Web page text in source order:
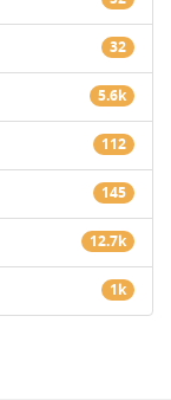
32
5.6k
112
145
12.7k
1k